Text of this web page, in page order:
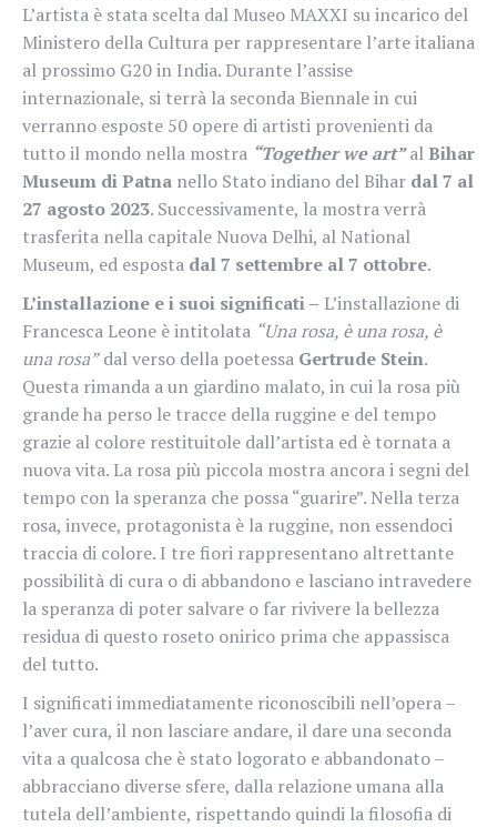
L’artista è stata scelta dal Museo MAXXI su incarico del
Ministero della Cultura per rappresentare l’arte italiana
al prossimo G20 in India. Durante l’assise
internazionale, si terrà la seconda Biennale in cui
verranno esposte 50 opere di artisti provenienti da
tutto il mondo nella mostra “Together we art”alBihar
Museum di Patna nello Stato indiano del Bihar dal 7 al
27 agosto 2023. Successivamente, la mostra verrà
trasferita nella capitale Nuova Delhi, al National
Museum, ed esposta dal 7 settembre al 7 ottobre.
L’installazione e i suoi significati – L’installazione di
Francesca Leone è intitolata “Una rosa, è una rosa, è
una rosa”dal verso della poetessa Gertrude Stein.
Questa rimanda a un giardino malato, in cui la rosa più
grande ha perso le tracce della ruggine e del tempo
grazie al colore restituitole dall’artista ed è tornata a
nuova vita. La rosa più piccola mostra ancora i segni del
tempo con la speranza che possa “guarire”. Nella terza
rosa, invece, protagonista è la ruggine, non essendoci
traccia di colore. I tre fiori rappresentano altrettante
possibilità di cura o di abbandono e lasciano intravedere
la speranza di poter salvare o far rivivere la bellezza
residua di questo roseto onirico prima che appassisca
del tutto.
I significati immediatamente riconoscibili nell’opera –
l’aver cura, il non lasciare andare, il dare una seconda
vita a qualcosa che è stato logorato e abbandonato –
abbracciano diverse sfere, dalla relazione umana alla
tutela dell’ambiente, rispettando quindi la filosofia di